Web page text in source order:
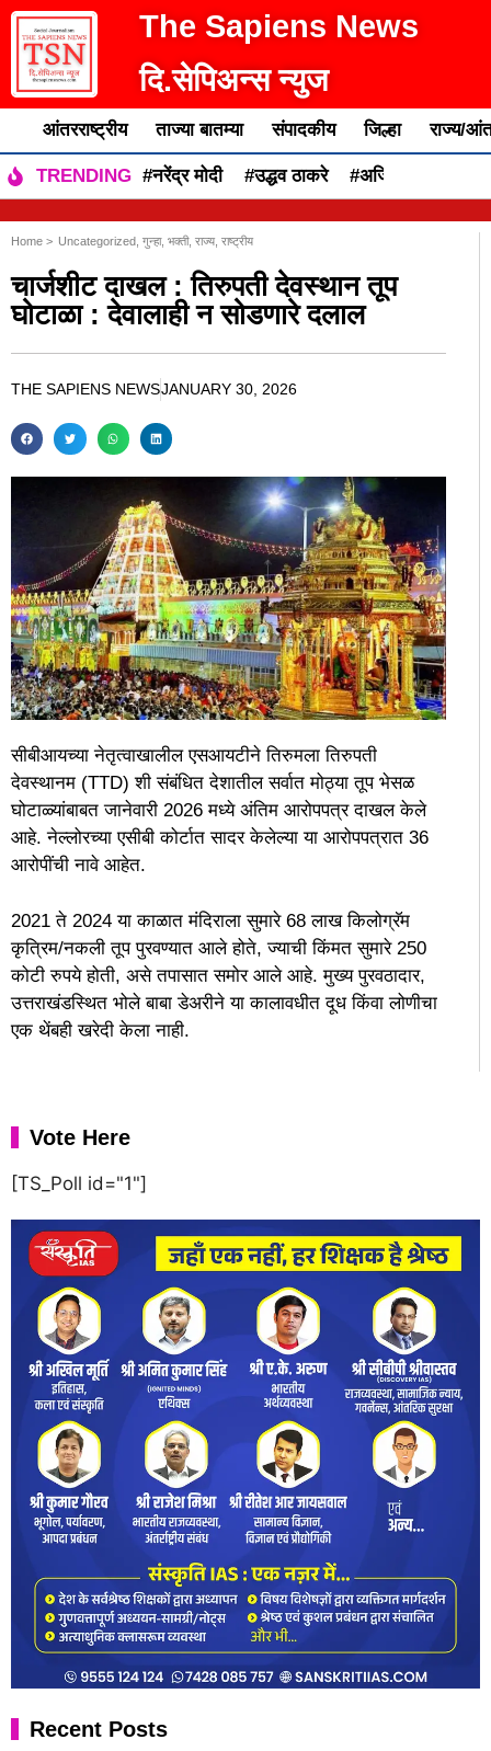
The Sapiens News
दि.सेपिअन्स न्युज
आंतरराष्ट्रीय ताज्या बातम्या संपादकीय जिल्हा राज्य/
TRENDING #नरेंद्र मोदी #उद्धव ठाकरे #अजित पवार
Home > Uncategorized गुन्हा, भक्ती, राज्य राष्ट्रीय
चार्जशीट दाखल : तिरुपती देवस्थान तूप
घोटाळा : देवालाही न सोडणारे दलाल
THE SAPIENS NEWSJANUARY 30, 2026
सीबीआयच्या नेतृत्वाखालील एसआयटीने तिरुमला तिरुपती
देवस्थानम (TTD) शी संबंधित देशातील सर्वात मोठ्या तूप भेसळ
घोटाळ्यांबाबत जानेवारी 2026 मध्ये अंतिम आरोपपत्र दाखल केले
आहे. नेल्लोरच्या एसीबी कोर्टात सादर केलेल्या या आरोपपत्रात 36
आरोपींची नावे आहेत.
2021 ते 2024 या काळात मंदिराला सुमारे 68 लाख किलोग्रॅम
कृत्रिम/नकली तूप पुरवण्यात आले होते, ज्याची किंमत सुमारे 250
कोटी रुपये होती, असे तपासात समोर आले आहे. मुख्य पुरवठादार,
उत्तराखंडस्थित भोले बाबा डेअरीने या कालावधीत दूध किंवा लोणीचा
एक थेंबही खरेदी केला नाही.
Vote Here
[TS_Poll id="1"]
Recent Posts